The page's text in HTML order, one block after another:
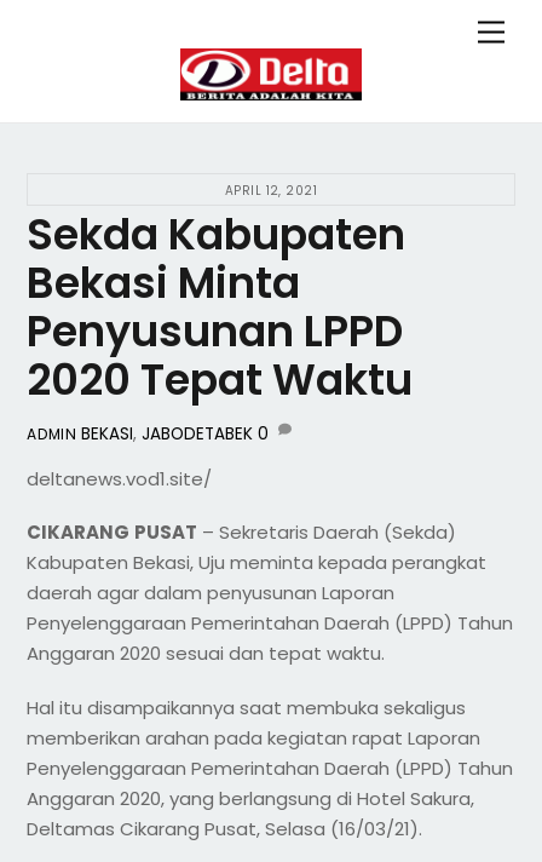
APRIL 12, 2021
Sekda Kabupaten
Bekasi Minta
Penyusunan LPPD
2020 Tepat Waktu
ADMIN BEKASI,JABODETABEK 0
deltanews.vod1.site/
CIKARANG PUSAT – Sekretaris Daerah (Sekda)
Kabupaten Bekasi, Uju meminta kepada perangkat
daerah agar dalam penyusunan Laporan
Penyelenggaraan Pemerintahan Daerah (LPPD) Tahun
Anggaran 2020 sesuai dan tepat waktu.
Hal itu disampaikannya saat membuka sekaligus
memberikan arahan pada kegiatan rapat Laporan
Penyelenggaraan Pemerintahan Daerah (LPPD) Tahun
Anggaran 2020, yang berlangsung di Hotel Sakura,
Deltamas Cikarang Pusat, Selasa (16/03/21).
To
Top